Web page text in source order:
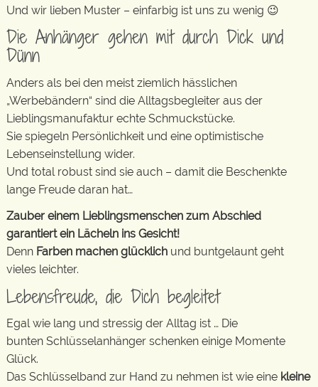
Und wir lieben Muster – einfarbig ist uns zu wenig 😉
Die Anhänger gehen mit durch Dick und
Dünn
Anders als bei den meist ziemlich hässlichen
„Werbebändern“ sind die Alltagsbegleiter aus der
Lieblingsmanufaktur echte Schmuckstücke.
Sie spiegeln Persönlichkeit und eine optimistische
Lebenseinstellung wider.
Und total robust sind sie auch – damit die Beschenkte
lange Freude daran hat…
Zauber einem Lieblingsmenschen zum Abschied
garantiert ein Lächeln ins Gesicht!
Denn Farben machen glücklich und buntgelaunt geht
vieles leichter.
Lebensfreude, die Dich begleitet
Egal wie lang und stressig der Alltag ist … Die
bunten Schlüsselanhänger schenken einige Momente
Glück.
Das Schlüsselband zur Hand zu nehmen ist wie eine kleine